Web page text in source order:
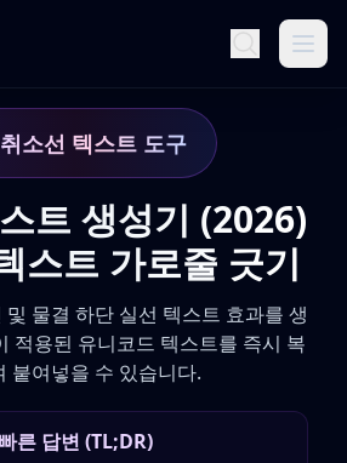
취소선 텍스트 도구
트 생성기 (2026)
스트 가로줄 긋기
물결 하단 실선 텍스트 효과를 생
적용된 유니코드 텍스트를 즉시 복
붙여넣을 수 있습니다.
빠른 답변 (TL;DR)